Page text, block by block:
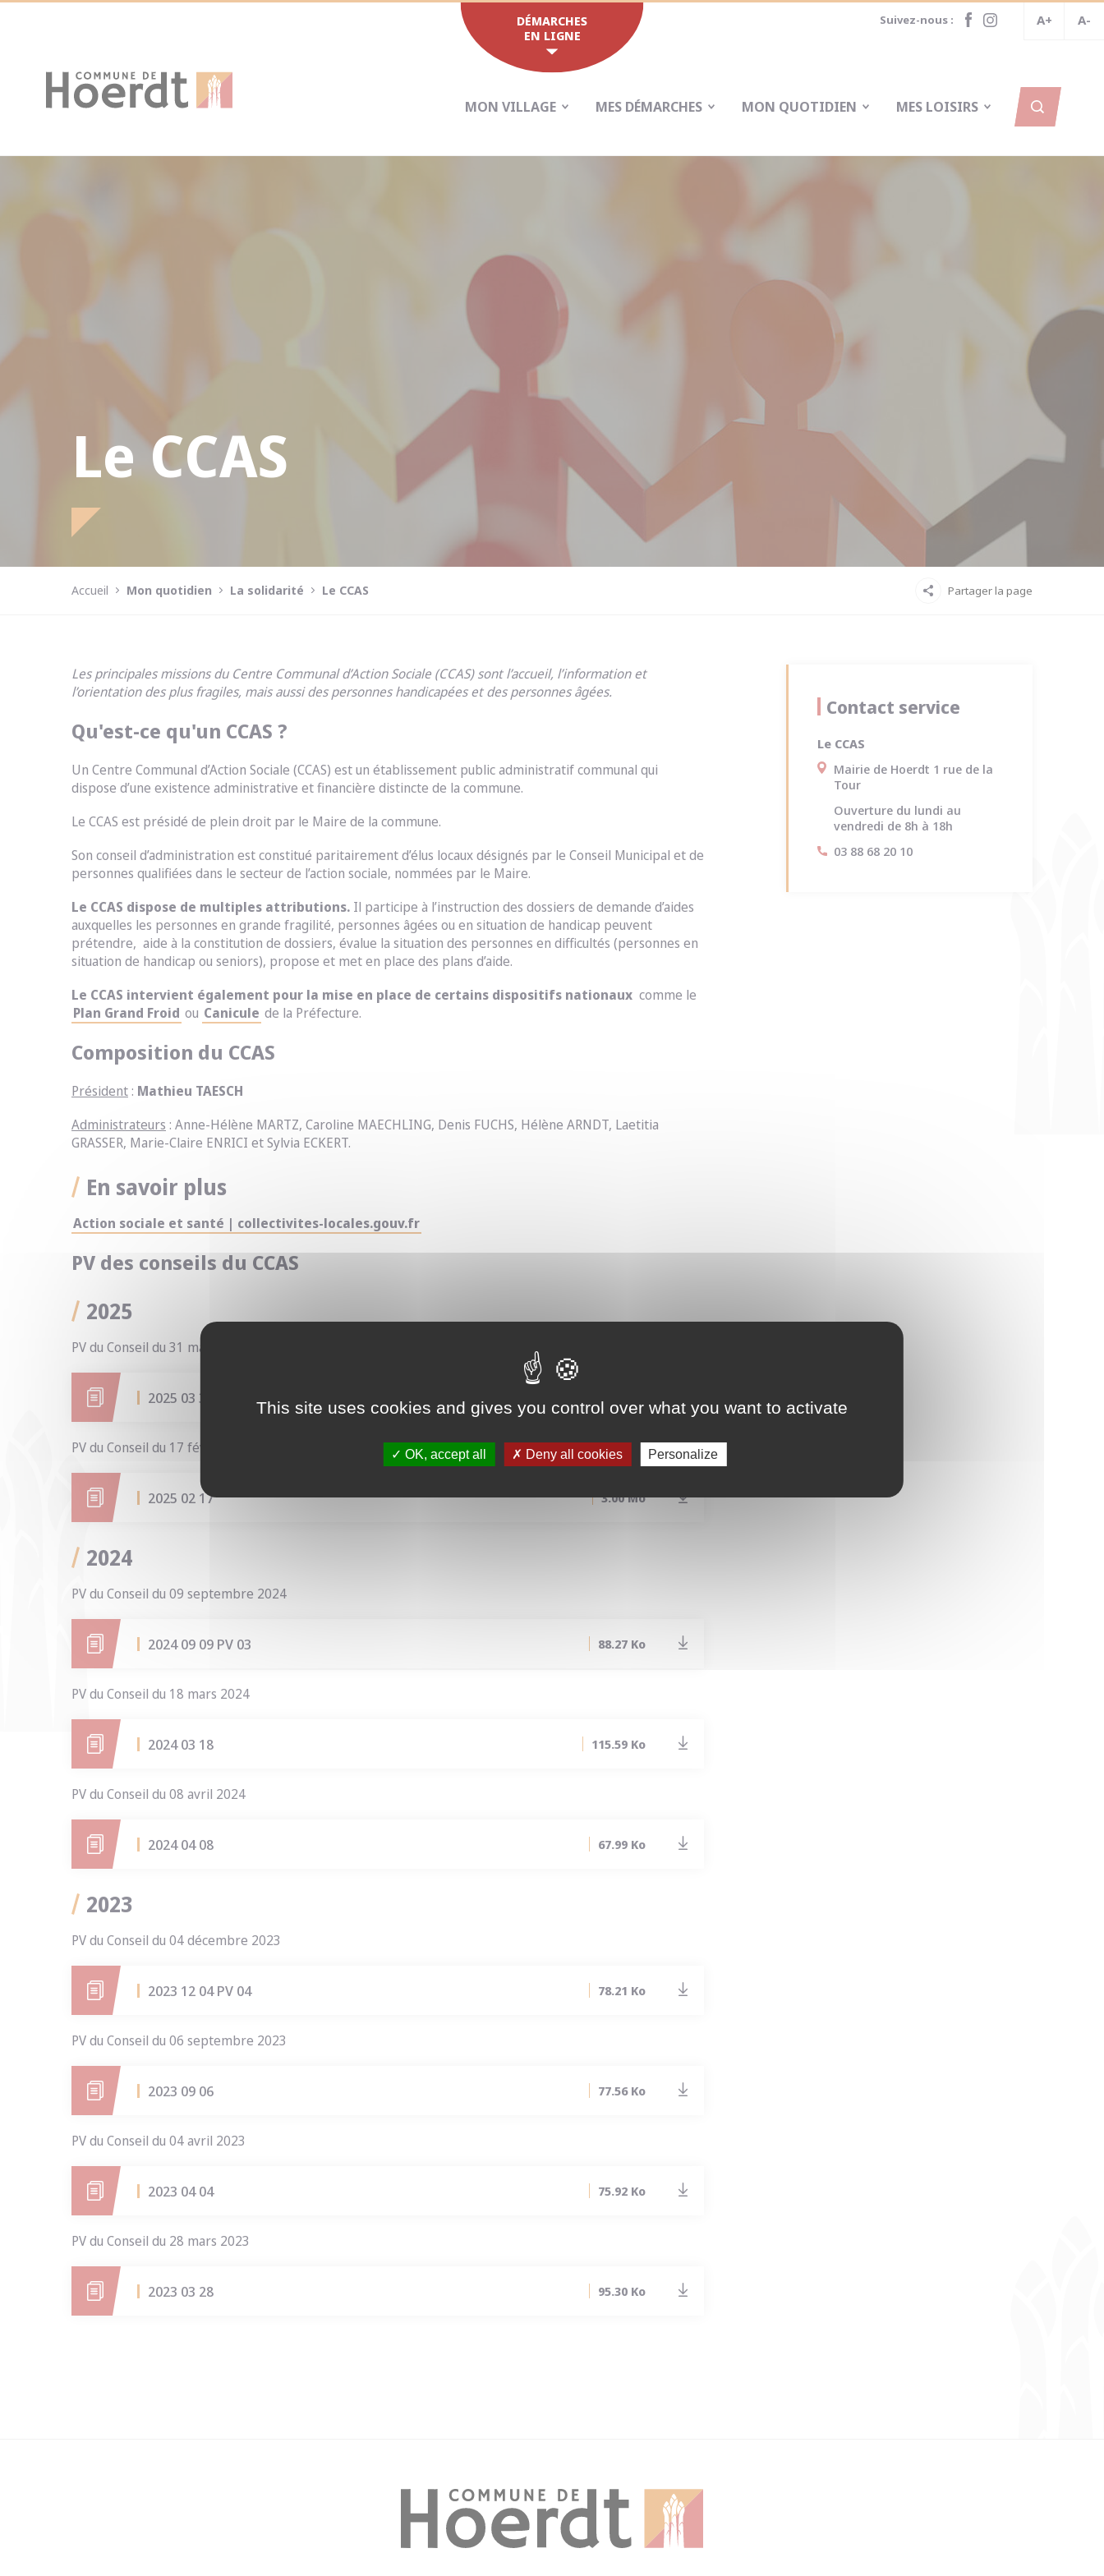
DÉMARCHES
EN LIGNE
Suivez-nous : A+ A-
MON VILLAGE MES DÉMARCHES MON QUOTIDIEN MES LOISIRS
Le CCAS
Accueil Mon quotidien La solidarité Le CCAS Partager la page
Les principales missions du Centre Communal d’Action Sociale (CCAS) sont l’accueil, l’information et
l’orientation des plus fragiles, mais aussi des personnes handicapées et des personnes âgées.
Qu'est-ce qu'un CCAS ?
Un Centre Communal d’Action Sociale (CCAS) est un établissement public administratif communal qui
dispose d’une existence administrative et financière distincte de la commune.
Le CCAS est présidé de plein droit par le Maire de la commune.
Son conseil d’administration est constitué paritairement d’élus locaux désignés par le Conseil Municipal et de
personnes qualifiées dans le secteur de l’action sociale, nommées par le Maire.
Le CCAS dispose de multiples attributions. Il participe à l’instruction des dossiers de demande d’aides
auxquelles les personnes en grande fragilité, personnes âgées ou en situation de handicap peuvent
prétendre, aide à la constitution de dossiers, évalue la situation des personnes en difficultés (personnes en
situation de handicap ou seniors), propose et met en place des plans d’aide.
Le CCAS intervient également pour la mise en place de certains dispositifs nationaux comme le
Plan Grand Froid ou Canicule de la Préfecture.
Composition du CCAS
Président: Mathieu TAESCH
Administrateurs : Anne-Hélène MARTZ, Caroline MAECHLING, Denis FUCHS, Hélène ARNDT, Laetitia
GRASSER, Marie-Claire ENRICI et Sylvia ECKERT.
En savoir plus
Action sociale et santé | collectivites-locales.gouv.fr
PV des conseils du CCAS
2025
PV du Conseil du 31 mars 2025
2025 03 31
PV du Conseil du 17 février 2025
2025 02 17 3.00 Mo
2024
PV du Conseil du 09 septembre 2024
2024 09 09 PV 03 88.27 Ko
PV du Conseil du 18 mars 2024
2024 03 18 115.59 Ko
PV du Conseil du 08 avril 2024
2024 04 08 67.99 Ko
2023
PV du Conseil du 04 décembre 2023
2023 12 04 PV 04 78.21 Ko
PV du Conseil du 06 septembre 2023
2023 09 06 77.56 Ko
PV du Conseil du 04 avril 2023
2023 04 04 75.92 Ko
PV du Conseil du 28 mars 2023
2023 03 28 95.30 Ko
Contact service
Le CCAS
Mairie de Hoerdt 1 rue de la
Tour
Ouverture du lundi au
vendredi de 8h à 18h
03 88 68 20 10
This site uses cookies and gives you control over what you want to activate
OK, accept all Deny all cookies Personalize